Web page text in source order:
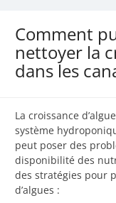
Comment
nettoyer la
dans les
La croissance
système
peut poser des
disponibilité des
des stratégies pour
d’algues :